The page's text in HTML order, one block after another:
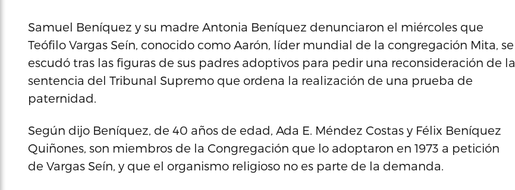
Samuel Beníquez y su madre Antonia Beníquez denunciaron el miércoles que
Teófilo Vargas Seín, conocido como Aarón, líder mundial de la congregación Mita, se
escudó tras las figuras de sus padres adoptivos para pedir una reconsideración de la
sentencia del Tribunal Supremo que ordena la realización de una prueba de
paternidad.
Según dijo Beníquez, de 40 años de edad, Ada E. Méndez Costas y Félix Beníquez
Quiñones, son miembros de la Congregación que lo adoptaron en 1973 a petición
de Vargas Seín, y que el organismo religioso no es parte de la demanda.